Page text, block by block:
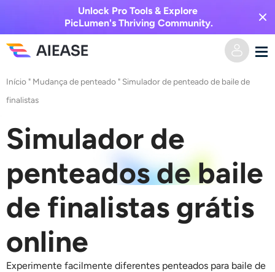
Unlock Pro Tools & Explore
PicLumen's Thriving Community.
Casa
Texto para vídeo
Imagem para vídeo
Efeitos de vídeo
Gerador de beijo AI
Efeitos de vídeo
Imagem AI
Texto para Imagem
Início " Mudança de penteado " Simulador de penteado de baile de
finalistas
Simulador de
penteados de baile
de finalistas grátis
online
Experimente facilmente diferentes penteados para baile de